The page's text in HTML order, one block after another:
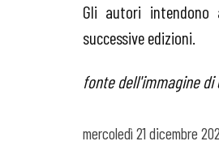
Gli autori
successive edizioni.
fonte dell'immagine
mercoledì 21 dicembre